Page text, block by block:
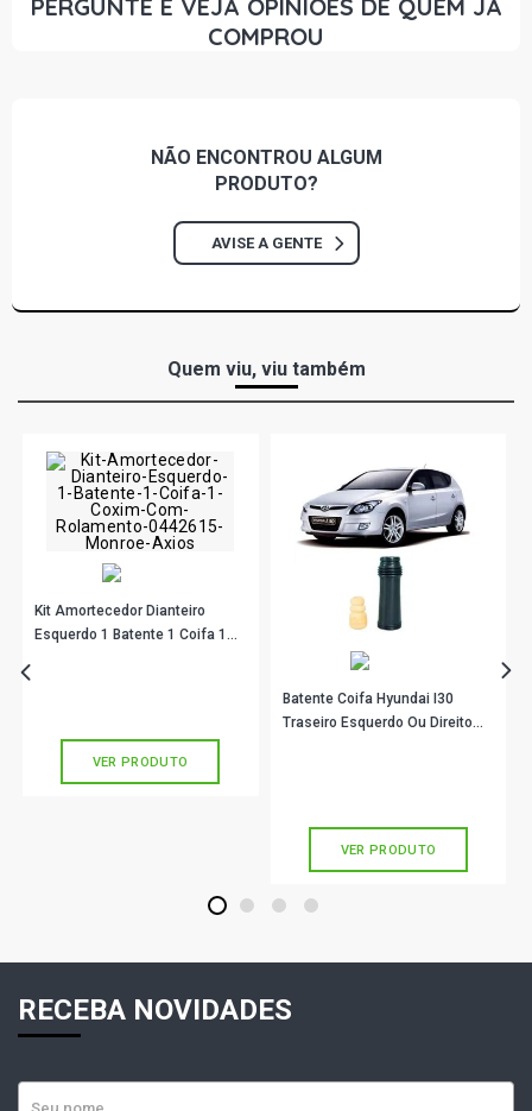
(2012 - 2017)
PERGUNTE E VEJA OPINIÕES DE QUEM JÁ
COMPROU
NÃO ENCONTROU ALGUM
PRODUTO?
AVISE A GENTE
Quem viu, viu também
Kit Amortecedor Dianteiro
Esquerdo 1 Batente 1 Coifa 1
VER PRODUTO
Batente Coifa Hyundai I30
Traseiro Esquerdo Ou Direito
VER PRODUTO
1 2 3 4
RECEBA NOVIDADES